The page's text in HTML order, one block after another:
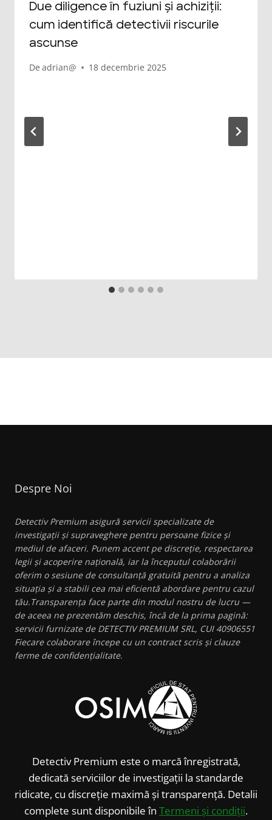
Due diligence în fuziuni și achiziții:
cum identifică detectivii riscurile
ascunse
De adrian@ 18 decembrie 2025
Despre Noi
Detectiv Premium asigură servicii specializate de
investigații și supraveghere pentru persoane fizice și
mediul de afaceri. Punem accent pe discreție, respectarea
legii și acoperire națională, iar la începutul colaborării
oferim o sesiune de consultanță gratuită pentru a analiza
situația și a stabili cea mai eficientă abordare pentru cazul
tău.Transparența face parte din modul nostru de lucru —
de aceea ne prezentăm deschis, încă de la prima pagină:
servicii furnizate de DETECTIV PREMIUM SRL, CUI 40906551
Fiecare colaborare începe cu un contract scris și clauze
ferme de confidențialitate.
Detectiv Premium este o marcă înregistrată,
dedicată serviciilor de investigații la standarde
ridicate, cu discreție maximă și transparență. Detalii
complete sunt disponibile în Termeni și condiții.